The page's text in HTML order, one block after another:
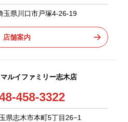
玉県川口市戸塚4-26-19
店舗案内
ルイファミリー志木店
458-3322
県志木市本町5丁目26−1